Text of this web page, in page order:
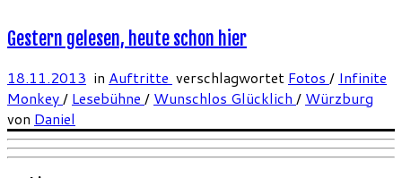
Gestern gelesen, heute schon hier
18.11.2013 in Auftritte verschlagwortet Fotos / Infinite
Monkey/ Lesebühne / Wunschlos Glücklich / Würzburg
von Daniel